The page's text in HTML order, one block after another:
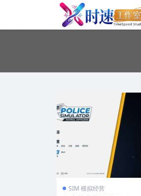
SIM 模拟经营